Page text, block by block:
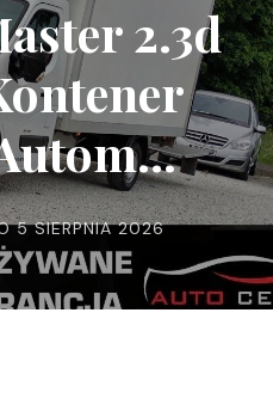
2.3d
5 SIERPNIA 2026